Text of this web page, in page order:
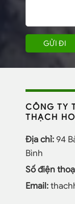
CÔNG TY
THẠCH
Địa chỉ:94
Bình
Số điện
Email: